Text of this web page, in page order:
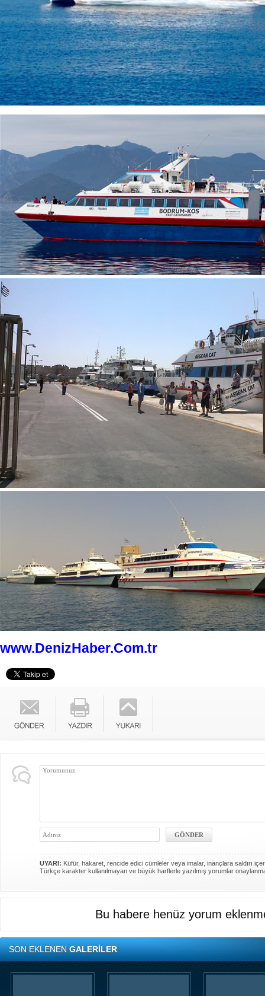
www.DenizHaber.Com.tr
UYARI: Küfür, hakaret, rencide edici cümleler veya imalar, inançlara saldırı
Türkçe karakter kullanılmayan ve büyük harflerle yazılmış yorumlar
Bu habere henüz yorum
SON EKLENENGALERİLER